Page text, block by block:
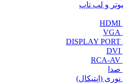
و لپ تاپ
صدا
نوری (اپتیکال)